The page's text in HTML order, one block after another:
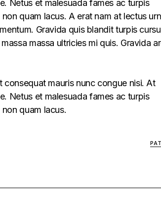
Netus et malesuada fames ac turpis
quam lacus. A erat nam at lectus
Gravida quis blandit turpis
massa ultricies mi quis. Gravida
mauris nunc congue nisi. At
Netus et malesuada fames ac turpis
quam lacus.